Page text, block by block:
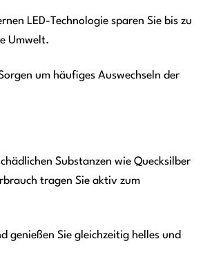
LED-Technologie sparen Sie bis zu
Umwelt.
um häufiges Auswechseln der
Substanzen wie Quecksilber
tragen Sie aktiv zum
genießen Sie gleichzeitig helles und